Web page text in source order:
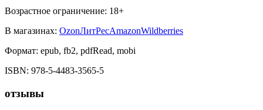
Возрастное ограничение: 18+
В магазинах: OzonЛитРесAmazonWildberries
Формат: epub, fb2, pdfRead, mobi
ISBN: 978-5-4483-3565-5
отзывы